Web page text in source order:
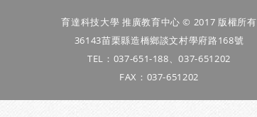
育達科技大學 推廣教育中心 © 2017 版權所有
36143苗栗縣造橋鄉談文村學府路168號
TEL：037-651-188、037-651202
FAX：037-651202